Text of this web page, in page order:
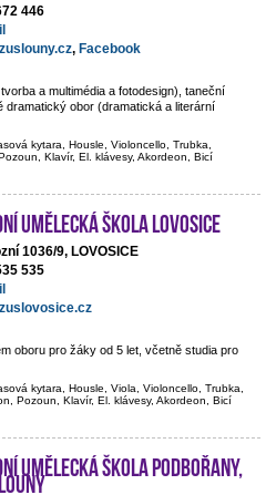
446
, Facebook
a multimédia a fotodesign), taneční
dramatický obor (dramatická a literární
kytara, Housle, Violoncello, Trubka,
Klavír, El. klávesy, Akordeon, Bicí
umělecká škola Lovosice
1036/9, LOVOSICE
535
oboru pro žáky od 5 let, včetně studia pro
kytara, Housle, Viola, Violoncello, Trubka,
Pozoun, Klavír, El. klávesy, Akordeon, Bicí
umělecká škola Podbořany,